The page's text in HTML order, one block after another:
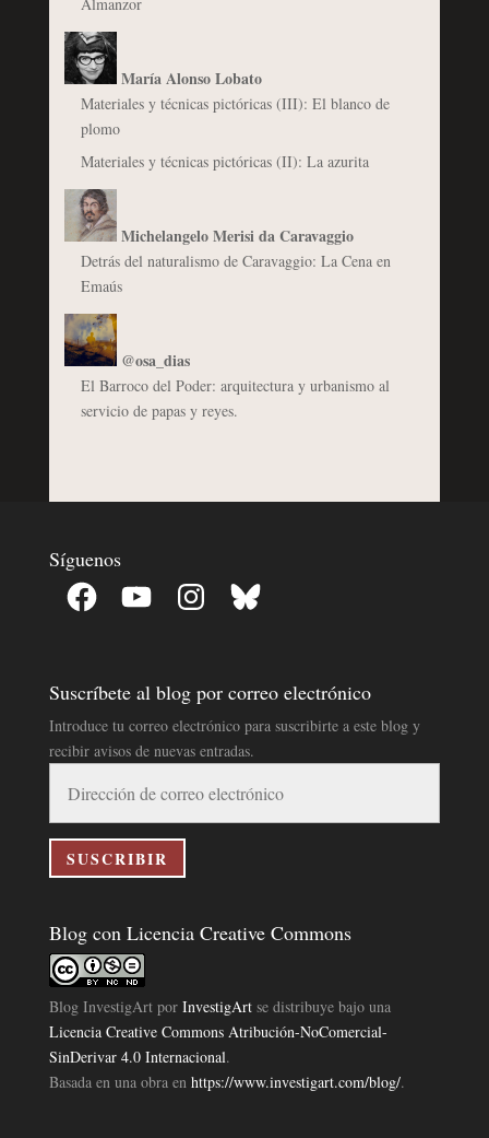
María Alonso Lobato
Materiales y técnicas pictóricas (III): El blanco de
plomo
Materiales y técnicas pictóricas (II): La azurita
Michelangelo Merisi da Caravaggio
Detrás del naturalismo de Caravaggio: La Cena en
Emaús
@osa_dias
El Barroco del Poder: arquitectura y urbanismo al
servicio de papas y reyes.
Síguenos
Facebook YouTube InstagramBluesky
Suscríbete al blog por correo electrónico
Introduce tu correo electrónico para suscribirte a este blog y
recibir avisos de nuevas entradas.
correo
electrónico
SUSCRIBIR
Blog con Licencia Creative Commons
Blog InvestigArtpor InvestigArtse distribuye bajo una
Licencia Creative Commons Atribución-NoComercial-
SinDerivar 4.0 Internacional.
Basada en una obra en https://www.investigart.com/blog/.